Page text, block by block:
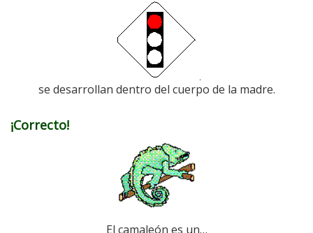
se desarrollan dentro del cuerpo de la madre.
¡Correcto!
El camaleón es un…